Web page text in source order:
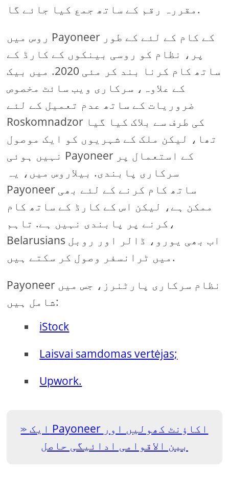
مقررہ رقم کے ساتھ جمع کیا جائے گا.
روس میں Payoneer کے کام کے لئے کے طور
پر، نظام کو روسی بینکوں کے کارڈ کے
ساتھ کام کرنا بند کر مئی 2020. میں بیک
کے علاوہ، سرکاری ویب سائٹ مخصوص
ضروریات کے ساتھ عدم تعمیل کے لئے
Roskomnadzor کی طرف سے بلاک کیا گیا
تھا، لیکن ملک کے شہریوں کو ایک موصول
نہیں ہوئی Payoneer کے استعمال پر
سرکاری پابندی. بیلاروس میں، یہ
Payoneer ساتھ کام کرنے کے لئے بھی
ممکن ہے، لیکن اس کے کارڈ کے ساتھ کام
کرنے پر پابندی نہیں ہے. تاہم،
Belarusians اب بھی یورو، ڈالر اور روبل
میں ٹرانسفر وصول کر سکتے ہیں.
Payoneer نظام سرکاری پارٹنرز، جس میں
شامل ہیں:
iStock
Laisvai samdomas vertėjas;
Upwork.
ایک Payoneer اکاؤنٹ کھولیں اور
بین الاقوامی ادائیگی حاصل